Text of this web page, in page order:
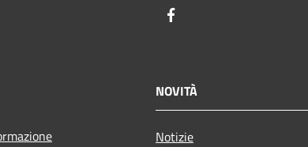
NOVITÀ
Notizie